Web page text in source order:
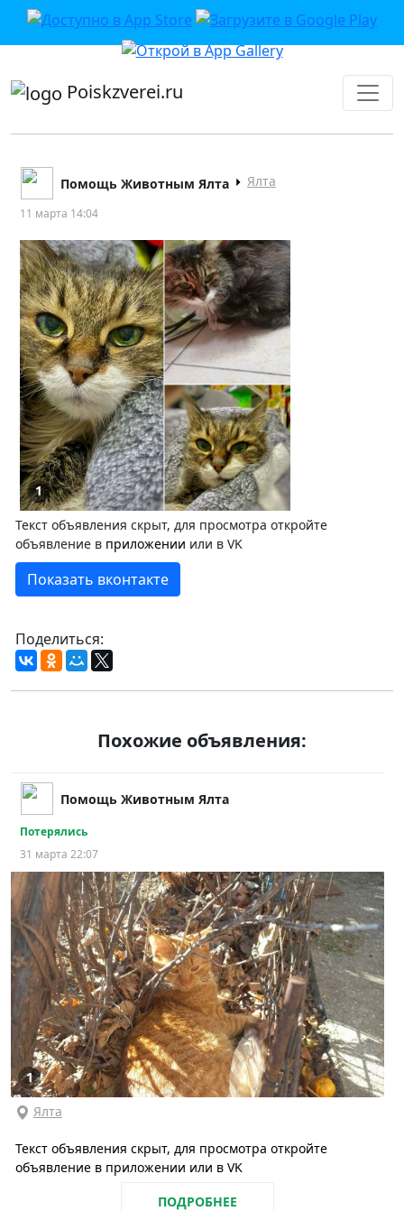
приложении или в VK">
Poiskzverei.ru
Помощь Животным Ялта Ялта
11 марта 14:04
1
Текст объявления скрыт, для просмотра откройте
объявление в приложении или в VK
Показать вконтакте
Поделиться:
Похожие объявления:
Помощь Животным Ялта
Потерялись
31 марта 22:07
1
Ялта
Текст объявления скрыт, для просмотра откройте
объявление в приложении или в VK
ПОДРОБНЕЕ